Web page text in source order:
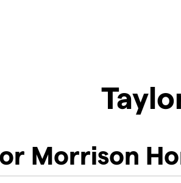
Morrison